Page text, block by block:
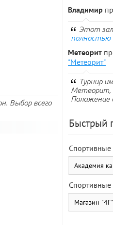
Выбор всего
Владимир
Этот
полностью
Метеорит
"Метеорит"
Турнир
Метеорит,
Положение
Быстрый
Спортивные
Спортивные